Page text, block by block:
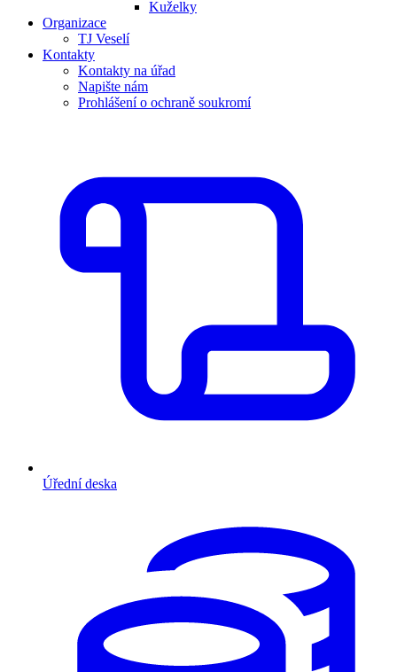
Kuželky
Organizace
TJ Veselí
Kontakty
Kontakty na úřad
Napište nám
Prohlášení o ochraně soukromí
Úřední deska